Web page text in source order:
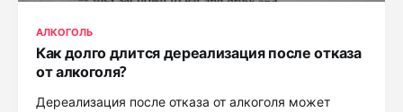
АЛКОГОЛЬ
Как долго длится дереализация после отказа
от алкоголя?
Дереализация после отказа от алкоголя может